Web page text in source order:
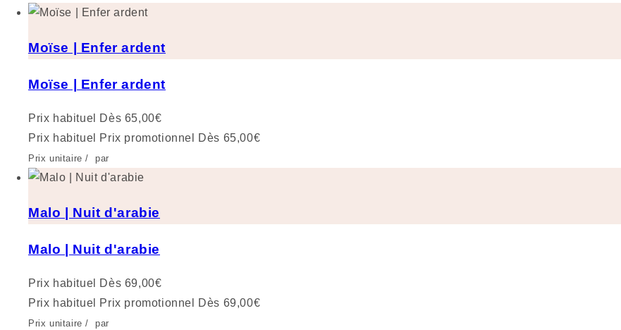
Moïse | Enfer ardent
Moïse | Enfer ardent
Prix habituel
Dès 65,00€
Prix habituel
Prix promotionnel Dès 65,00€
Prix unitaire / par
Malo | Nuit d'arabie
Malo | Nuit d'arabie
Prix habituel
Dès 69,00€
Prix habituel
Prix promotionnel Dès 69,00€
Prix unitaire / par